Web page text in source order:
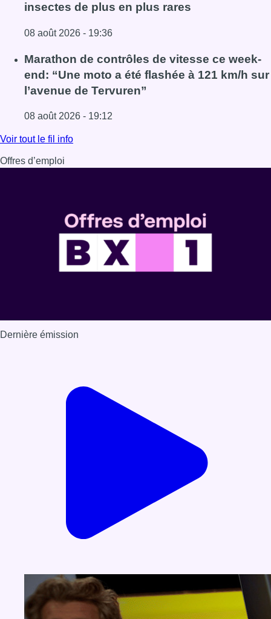
insectes de plus en plus rares
08 août 2026 - 19:36
Lire l'article Au Moeraske, Bart Hanssens recense des
Marathon de contrôles de vitesse ce week-
end: “Une moto a été flashée à 121 km/h sur
l’avenue de Tervuren”
08 août 2026 - 19:12
Lire l'article Marathon de contrôles de vitesse ce week-
Voir tout le fil info
Offres d’emploi
Dernière émission